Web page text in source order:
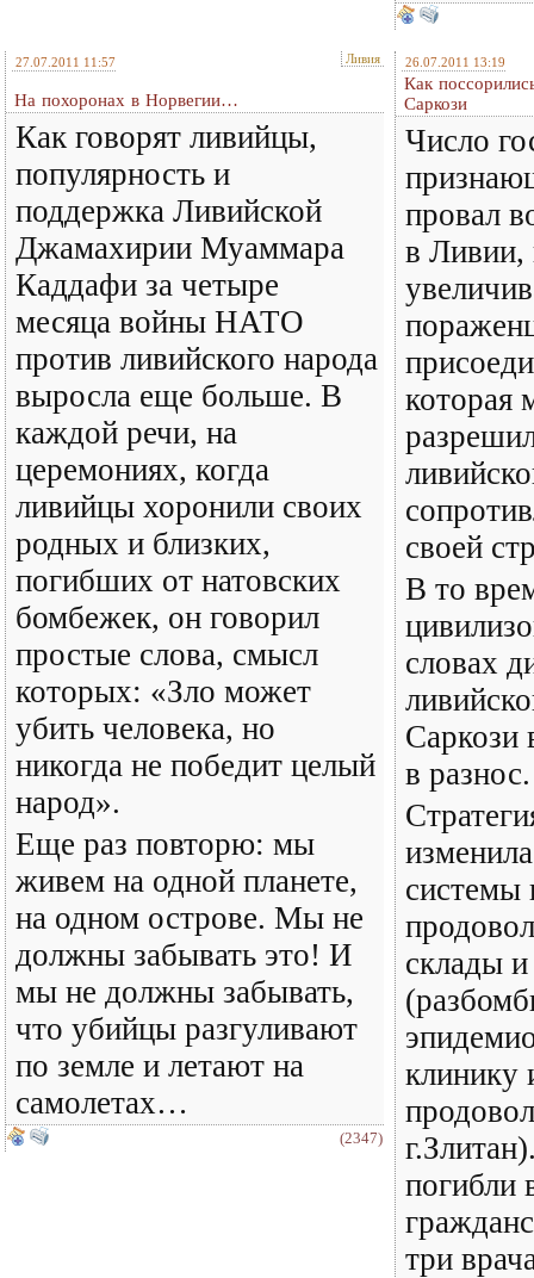
27.07.2011 11:57 Ливия
На похоронах в Норвегии…
Как говорят ливийцы,
популярность и
поддержка Ливийской
Джамахирии Муаммара
Каддафи за четыре
месяца войны НАТО
против ливийского народа
выросла еще больше. В
каждой речи, на
церемониях, когда
ливийцы хоронили своих
родных и близких,
погибших от натовских
бомбежек, он говорил
простые слова, смысл
которых: «Зло может
убить человека, но
никогда не победит целый
народ».
Еще раз повторю: мы
живем на одной планете,
на одном острове. Мы не
должны забывать это! И
мы не должны забывать,
что убийцы разгуливают
по земле и летают на
самолетах…
(2347)
26.07.2011 13:19
Как
Саркози
Число
провал
в Ливии,
которая
своей
В то
словах
Саркози
в разнос.
системы
склады
клинику
погибли
три